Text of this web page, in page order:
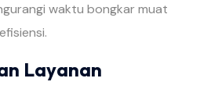
waktu bongkar muat
Layanan